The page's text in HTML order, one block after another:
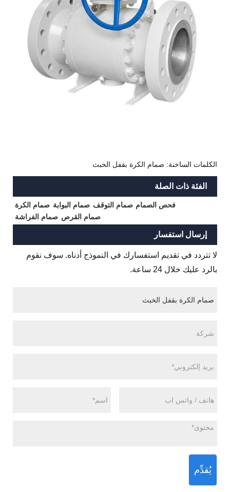
الكلمات الساخنة: صمام الكرة بقفل الخبث
الفئة ذات الصلة
صمام الكرة صمام البوابة صمام التوقف فحص الصمام
صمام الفراشة صمام القرص
إرسال استفسار
لا تتردد في تقديم استفسارك في النموذج أدناه. سوف نقوم
بالرد عليك خلال 24 ساعة.
يُقدِّم